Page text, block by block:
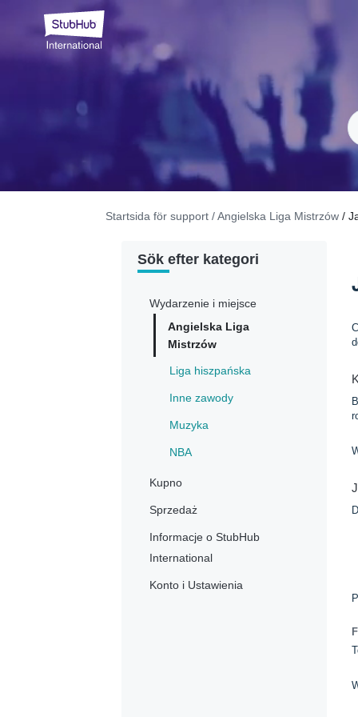
Startsida för support / Angielska Liga Mistrzów /
Sök efter kategori
Wydarzenie i miejsce
Angielska Liga
Mistrzów
Liga hiszpańska
Inne zawody
Muzyka
NBA
Kupno
Sprzedaż
Informacje o StubHub
International
Konto i Ustawienia